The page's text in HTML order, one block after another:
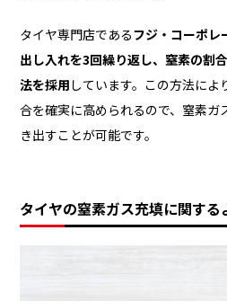
タイヤ専門店であるフジ・コーポレ
出し入れを3回繰り返し、窒素の割
法を採用 しています。この方法に
合を確実に高められるので、窒素ガ
き出すことが可能です。
タイヤの窒素ガス充填に関する